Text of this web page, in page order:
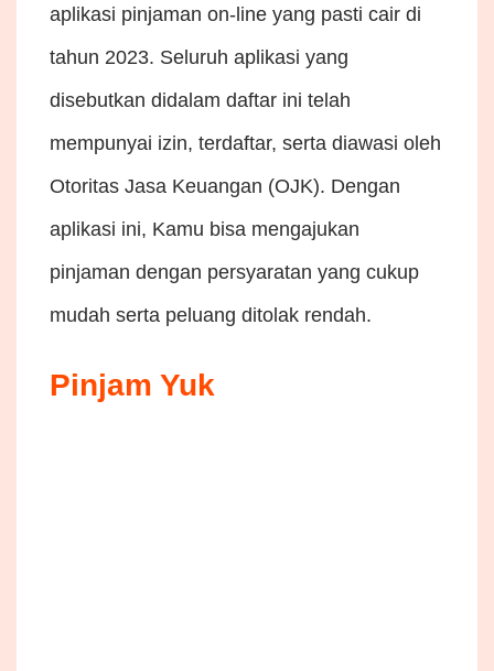
aplikasi pinjaman on-line yang pasti cair di
tahun 2023. Seluruh aplikasi yang
disebutkan didalam daftar ini telah
mempunyai izin, terdaftar, serta diawasi oleh
Otoritas Jasa Keuangan (OJK). Dengan
aplikasi ini, Kamu bisa mengajukan
pinjaman dengan persyaratan yang cukup
mudah serta peluang ditolak rendah.
Pinjam Yuk